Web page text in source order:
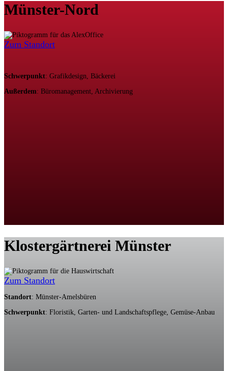
Münster-Nord
Zum Standort
Schwerpunkt: Grafikdesign, Bäckerei
Außerdem: Büromanagement, Archivierung
Klostergärtnerei Münster
Zum Standort
Standort: Münster-Amelsbüren
Schwerpunkt: Floristik, Garten- und Landschaftspflege, Gemüse-Anbau